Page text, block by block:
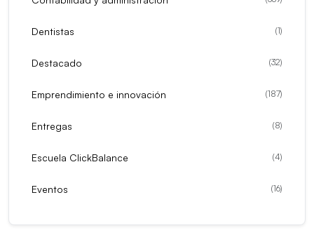
Dentistas (1)
Destacado (32)
Emprendimiento e innovación (187)
Entregas (8)
Escuela ClickBalance (4)
Eventos (16)